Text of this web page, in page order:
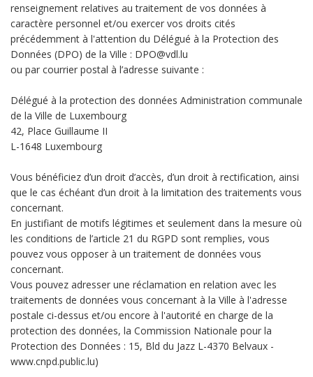
renseignement relatives au traitement de vos données à
caractère personnel et/ou exercer vos droits cités
précédemment à l'attention du Délégué à la Protection des
Données (DPO) de la Ville : DPO@vdl.lu
ou par courrier postal à l’adresse suivante :
Délégué à la protection des données Administration communale
de la Ville de Luxembourg
42, Place Guillaume II
L-1648 Luxembourg
Vous bénéficiez d’un droit d’accès, d’un droit à rectification, ainsi
que le cas échéant d’un droit à la limitation des traitements vous
concernant.
En justifiant de motifs légitimes et seulement dans la mesure où
les conditions de l’article 21 du RGPD sont remplies, vous
pouvez vous opposer à un traitement de données vous
concernant.
Vous pouvez adresser une réclamation en relation avec les
traitements de données vous concernant à la Ville à l'adresse
postale ci-dessus et/ou encore à l'autorité en charge de la
protection des données, la Commission Nationale pour la
Protection des Données : 15, Bld du Jazz L-4370 Belvaux -
www.cnpd.public.lu)